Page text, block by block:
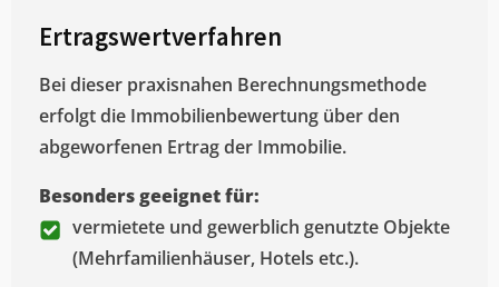
Ertragswertverfahren
Bei dieser praxisnahen Berechnungsmethode
erfolgt die Immobilienbewertung über den
abgeworfenen Ertrag der Immobilie.
Besonders geeignet für:
vermietete und gewerblich genutzte Objekte
(Mehrfamilienhäuser, Hotels etc.).